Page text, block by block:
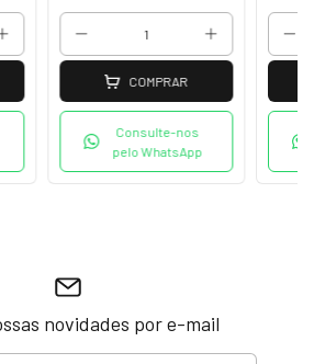
COMPRAR
Consulte-nos
pelo WhatsApp
novidades por e-mail